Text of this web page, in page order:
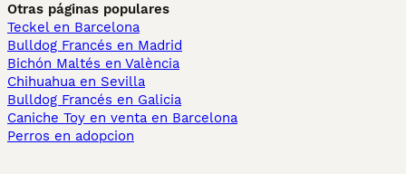
Otras páginas populares
Teckel en Barcelona
Bulldog Francés en Madrid
Bichón Maltés en València
Chihuahua en Sevilla
Bulldog Francés en Galicia
Caniche Toy en venta en Barcelona
Perros en adopcion